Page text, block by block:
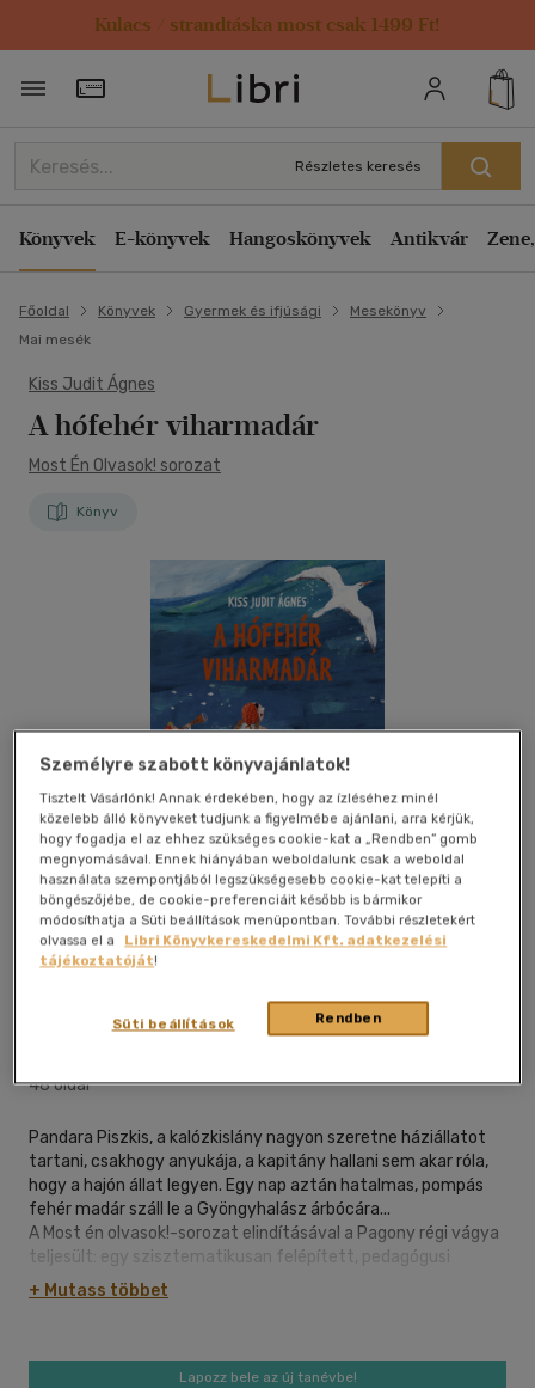
Kulacs / strandtáska most csak 1499 Ft!
Törzsvásárlói Kártya adatai
Részletes keresés
Könyvek E-könyvek Hangoskönyvek Antikvár
Főoldal Könyvek Gyermek és ifjúsági
Mesekönyv
Mai mesék
Kiss Judit Ágnes
A hófehér viharmadár
Most Én Olvasok! sorozat
Könyv
Csak online
Kívánságlistához adom
(1 vélemény)
48 oldal
Pandara Piszkis, a kalózkislány nagyon szeretne háziállatot
tartani, csakhogy anyukája, a kapitány hallani sem akar róla,
hogy a hajón állat legyen. Egy nap aztán hatalmas, pompás
fehér madár száll le a Gyöngyhalász árbócára...
A Most én olvasok!-sorozat elindításával a Pagony régi vágya
teljesült: egy szisztematikusan felépített, pedagógusi
szakértelemmel megtámogatott kortárs, magyar "olvasni
tanulok"-sorozatot építünk.
NAGYBETŰS kötet. A történetek lazán összefüggnek
+ Mutass többet
Lapozz bele az új tanévbe!
Személyre szabott könyvajánlatok!
Tisztelt Vásárlónk! Annak érdekében, hogy az ízléséhez minél
közelebb álló könyveket tudjunk a figyelmébe ajánlani, arra kérjük,
hogy fogadja el az ehhez szükséges cookie-kat a „Rendben” gomb
megnyomásával. Ennek hiányában weboldalunk csak a weboldal
használata szempontjából legszükségesebb cookie-kat telepíti a
böngészőjébe, de cookie-preferenciáit később is bármikor
módosíthatja a Süti beállítások menüpontban. További részletekért
olvassa el a
Libri Könyvkereskedelmi Kft. adatkezelési
tájékoztatóját!
Rendben
Süti beállítások